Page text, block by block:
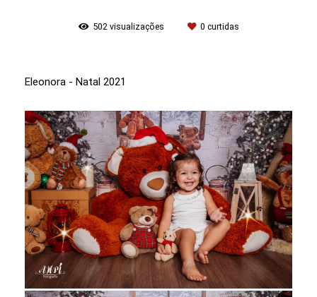
502 visualizações 0 curtidas
Eleonora - Natal 2021